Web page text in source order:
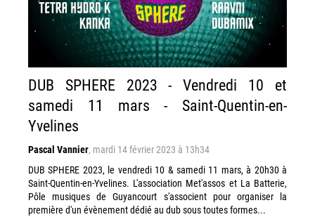
DUB SPHERE 2023 - Vendredi 10 et
samedi 11 mars - Saint-Quentin-en-
Yvelines
Pascal Vannier, mardi 14 février 2023 à 13h34
DUB SPHERE 2023, le vendredi 10 & samedi 11 mars, à 20h30 à
Saint-Quentin-en-Yvelines. L'association Met'assos et La Batterie,
Pôle musiques de Guyancourt s'associent pour organiser la
première d'un évènement dédié au dub sous toutes formes...